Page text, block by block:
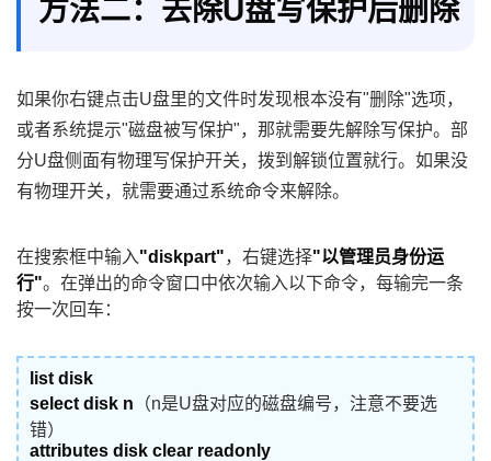
方法二：去除U盘写保护后删除
如果你右键点击U盘里的文件时发现根本没有"删除"选项，
或者系统提示"磁盘被写保护"，那就需要先解除写保护。部
分U盘侧面有物理写保护开关，拨到解锁位置就行。如果没
有物理开关，就需要通过系统命令来解除。
在搜索框中输入"diskpart"，右键选择"以管理员身份运
行"。在弹出的命令窗口中依次输入以下命令，每输完一条
按一次回车：
list disk
select disk n （n是U盘对应的磁盘编号，注意不要选
错）
attributes disk clear readonly